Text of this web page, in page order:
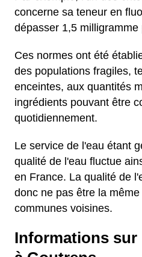
concerne sa teneur en
dépasser 1,5 milligramme
Ces normes ont été
des populations fragiles,
enceintes, aux quantités
ingrédients pouvant être
quotidiennement.
Le service de l'eau étant
qualité de l'eau fluctue
en France. La qualité de
donc ne pas être la
communes voisines.
Informations sur